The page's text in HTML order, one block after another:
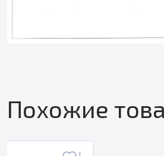
Похожие